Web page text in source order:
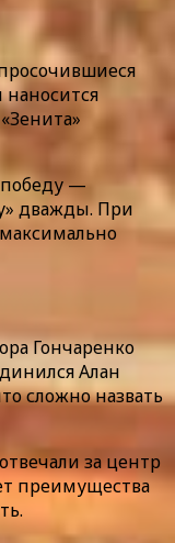
—
дважды. При
Гончаренко
Алан
сложно назвать
за центр
преимущества